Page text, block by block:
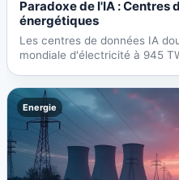
Paradoxe de l'IA : Centres
énergétiques
Les centres de données IA
mondiale d'électricité à 945
Energie